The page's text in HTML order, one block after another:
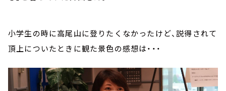
小学生の時に高尾山に登りたくなかったけど、説得されて
頂上についたときに観た景色の感想は・・・